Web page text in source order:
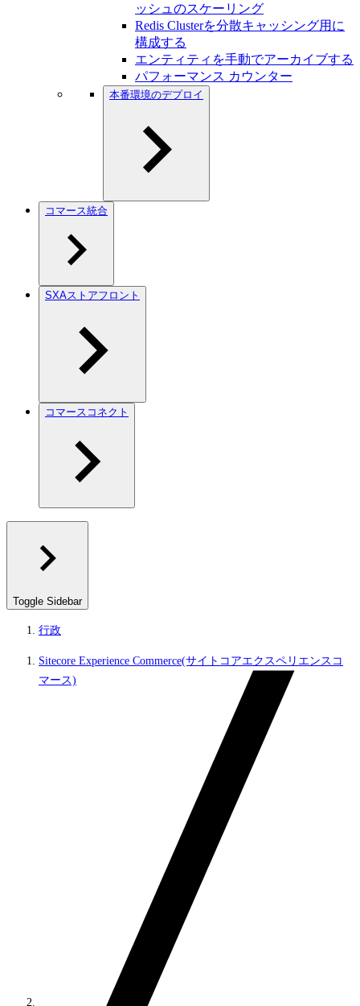
ッシュのスケーリング
Redis Clusterを分散キャッシング用に
構成する
エンティティを手動でアーカイブする
パフォーマンス カウンター
本番環境のデプロイ
コマース統合
SXAストアフロント
コマースコネクト
Toggle Sidebar
行政
Sitecore Experience Commerce(サイトコアエクスペリエンスコ
マース)